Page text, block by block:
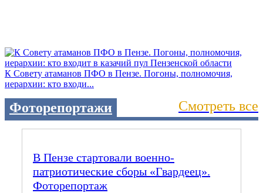
К Совету атаманов ПФО в Пензе. Погоны, полномочия,
иерархии: кто входи...
Фоторепортажи Смотреть все
В Пензе стартовали военно-
патриотические сборы «Гвардеец».
Фоторепортаж